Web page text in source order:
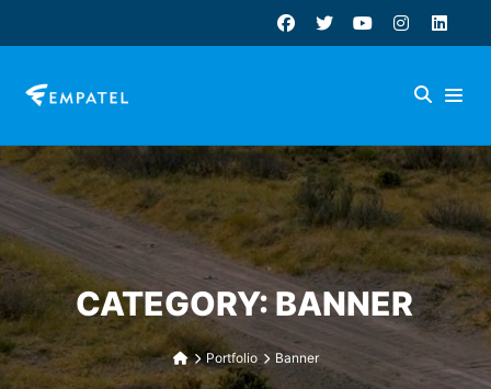
CATEGORY: BANNER
Portfolio Banner